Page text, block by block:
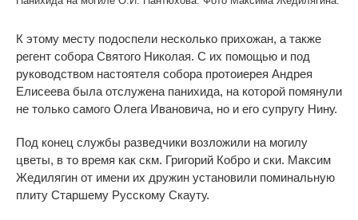
К этому месту подоспели несколько прихожан, а также
регент собора Святого Николая. С их помощью и под
руководством настоятеля собора протоиерея Андрея
Елисеева была отслужена панихида, на которой помянули
не только самого Олега Ивановича, но и его супругу Нину.
Под конец службы разведчики возложили на могилу
цветы, в то время как скм. Григорий Кобро и ски. Максим
Жедилягин от имени их дружин установили поминальную
плиту Старшему Русскому Скауту.